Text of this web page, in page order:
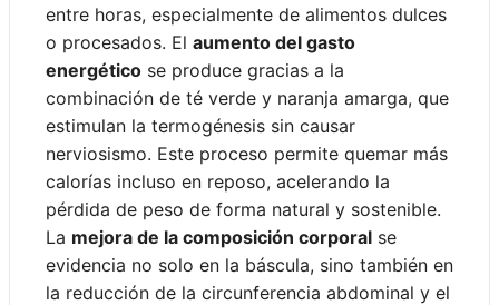
entre horas, especialmente de alimentos dulces
o procesados. El aumento del gasto
energético se produce gracias a la
combinación de té verde y naranja amarga, que
estimulan la termogénesis sin causar
nerviosismo. Este proceso permite quemar más
calorías incluso en reposo, acelerando la
pérdida de peso de forma natural y sostenible.
La mejora de la composición corporal se
evidencia no solo en la báscula, sino también en
la reducción de la circunferencia abdominal y el